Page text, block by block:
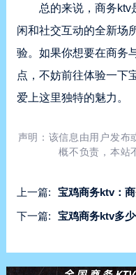
总的来说，商务ktv
闲和社交互动的全新场
验。如果你想要在商务
点，不妨前往体验一下
爱上这里独特的魅力。
声明：该信息由用户发布
概不负责，本站
上一篇:
宝鸡商务ktv：
下一篇:
宝鸡商务ktv多